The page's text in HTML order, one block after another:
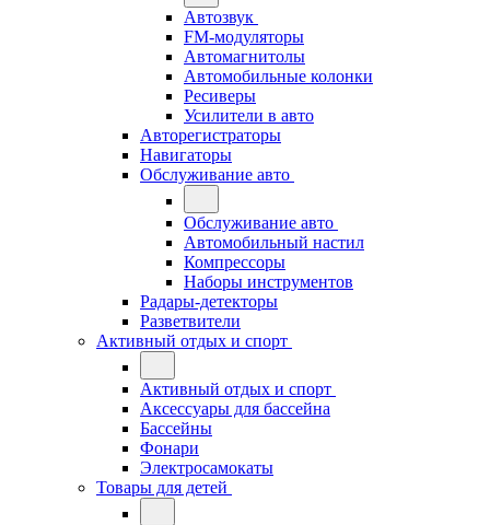
Автозвук
FM-модуляторы
Автомагнитолы
Автомобильные колонки
Ресиверы
Усилители в авто
Авторегистраторы
Навигаторы
Обслуживание авто
Обслуживание авто
Автомобильный настил
Компрессоры
Наборы инструментов
Радары-детекторы
Разветвители
Активный отдых и спорт
Активный отдых и спорт
Аксессуары для бассейна
Бассейны
Фонари
Электросамокаты
Товары для детей